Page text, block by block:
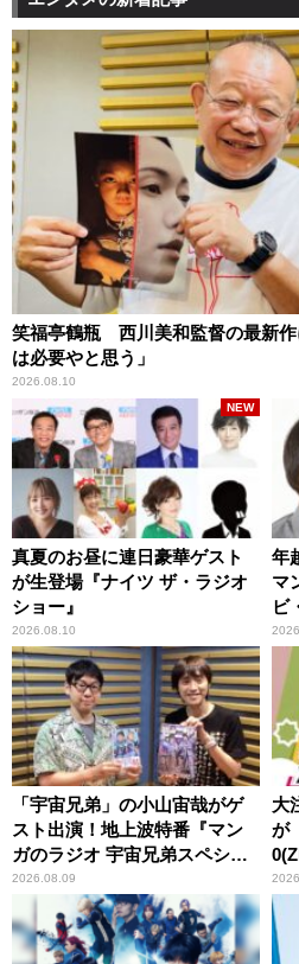
笑福亭鶴瓶 西川美和監督の最新作
は必要やと思う」
2026.08.10
真夏のお昼に連日豪華ゲスト
が生登場『ナイツ ザ・ラジオ
ショー』
2026.08.10
NEW
年
マ
ビ
『
「宇宙兄弟」の小山宙哉がゲ
スト出演！地上波特番『マン
ガのラジオ 宇宙兄弟スペシャ
ル 』
2026.08.09
大
が
と
す